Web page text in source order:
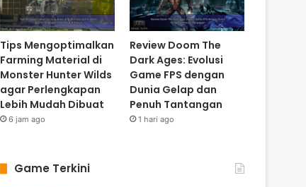
Tips Mengoptimalkan
Farming Material di
Monster Hunter Wilds
agar Perlengkapan
Lebih Mudah Dibuat
6 jam ago
Review Doom The
Dark Ages: Evolusi
Game FPS dengan
Dunia Gelap dan
Penuh Tantangan
1 hari ago
Game Terkini